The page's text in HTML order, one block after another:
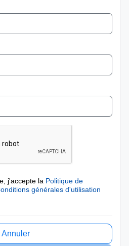
j'accepte la Politique de
générales d'utilisation
Annuler